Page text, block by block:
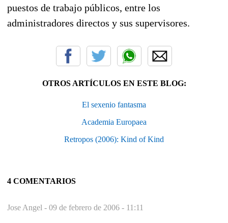
puestos de trabajo públicos, entre los
administradores directos y sus supervisores.
OTROS ARTÍCULOS EN ESTE BLOG:
El sexenio fantasma
Academia Europaea
Retropos (2006): Kind of Kind
4 COMENTARIOS
Jose Angel - 09 de febrero de 2006 - 11:11